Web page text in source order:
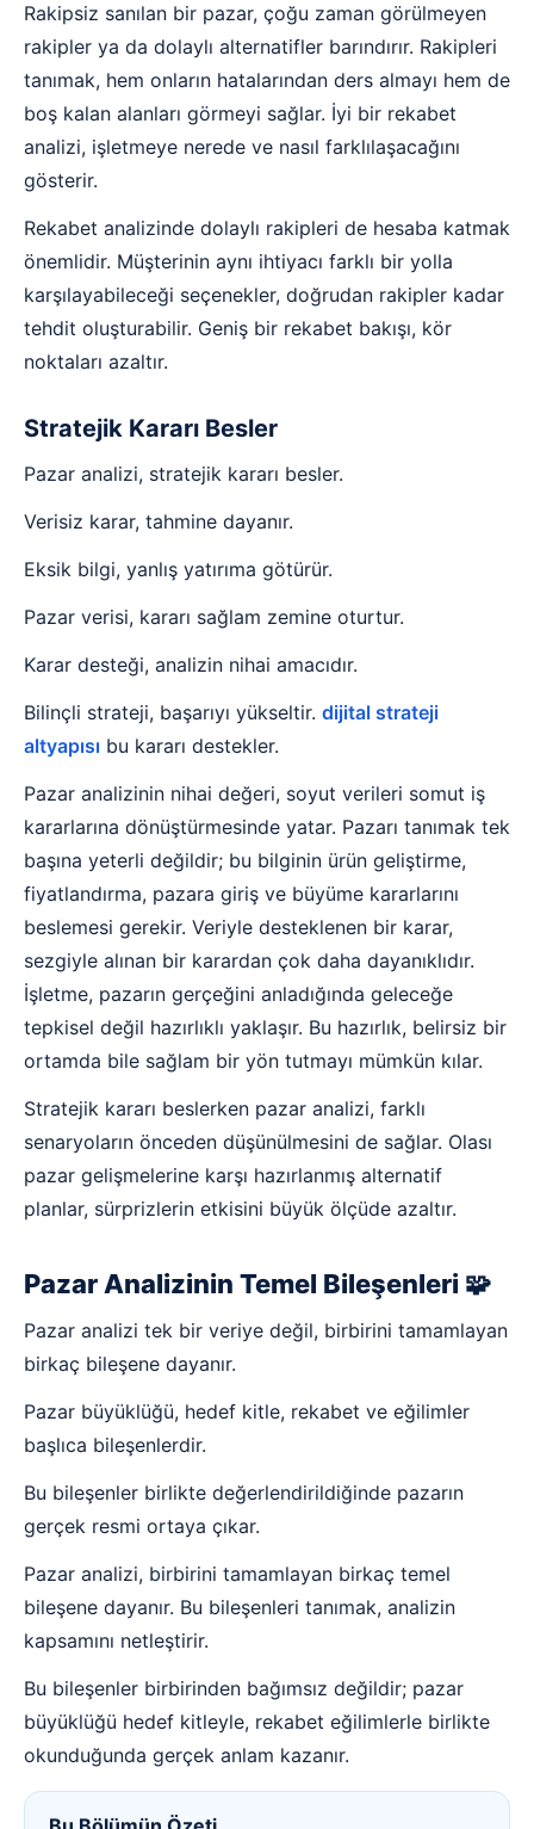
Rakipsiz sanılan bir pazar, çoğu zaman görülmeyen
rakipler ya da dolaylı alternatifler barındırır. Rakipleri
tanımak, hem onların hatalarından ders almayı hem de
boş kalan alanları görmeyi sağlar. İyi bir rekabet
analizi, işletmeye nerede ve nasıl farklılaşacağını
gösterir.
Rekabet analizinde dolaylı rakipleri de hesaba katmak
önemlidir. Müşterinin aynı ihtiyacı farklı bir yolla
karşılayabileceği seçenekler, doğrudan rakipler kadar
tehdit oluşturabilir. Geniş bir rekabet bakışı, kör
noktaları azaltır.
Stratejik Kararı Besler
Pazar analizi, stratejik kararı besler.
Verisiz karar, tahmine dayanır.
Eksik bilgi, yanlış yatırıma götürür.
Pazar verisi, kararı sağlam zemine oturtur.
Karar desteği, analizin nihai amacıdır.
Bilinçli strateji, başarıyı yükseltir. dijital strateji
altyapısı bu kararı destekler.
Pazar analizinin nihai değeri, soyut verileri somut iş
kararlarına dönüştürmesinde yatar. Pazarı tanımak tek
başına yeterli değildir; bu bilginin ürün geliştirme,
fiyatlandırma, pazara giriş ve büyüme kararlarını
beslemesi gerekir. Veriyle desteklenen bir karar,
sezgiyle alınan bir karardan çok daha dayanıklıdır.
İşletme, pazarın gerçeğini anladığında geleceğe
tepkisel değil hazırlıklı yaklaşır. Bu hazırlık, belirsiz bir
ortamda bile sağlam bir yön tutmayı mümkün kılar.
Stratejik kararı beslerken pazar analizi, farklı
senaryoların önceden düşünülmesini de sağlar. Olası
pazar gelişmelerine karşı hazırlanmış alternatif
planlar, sürprizlerin etkisini büyük ölçüde azaltır.
Pazar Analizinin Temel Bileşenleri 🧩
Pazar analizi tek bir veriye değil, birbirini tamamlayan
birkaç bileşene dayanır.
Pazar büyüklüğü, hedef kitle, rekabet ve eğilimler
başlıca bileşenlerdir.
Bu bileşenler birlikte değerlendirildiğinde pazarın
gerçek resmi ortaya çıkar.
Pazar analizi, birbirini tamamlayan birkaç temel
bileşene dayanır. Bu bileşenleri tanımak, analizin
kapsamını netleştirir.
Bu bileşenler birbirinden bağımsız değildir; pazar
büyüklüğü hedef kitleyle, rekabet eğilimlerle birlikte
okunduğunda gerçek anlam kazanır.